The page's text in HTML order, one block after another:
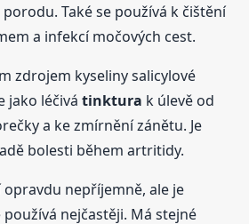
Také se používá k čištění
a infekcí močových cest.
zdrojem kyseliny salicylové
jako léčivátinktura k úlevě od
a ke zmírnění zánětu. Je
bolesti během artritidy.
opravdu nepříjemně, ale je
používá nejčastěji. Má stejné